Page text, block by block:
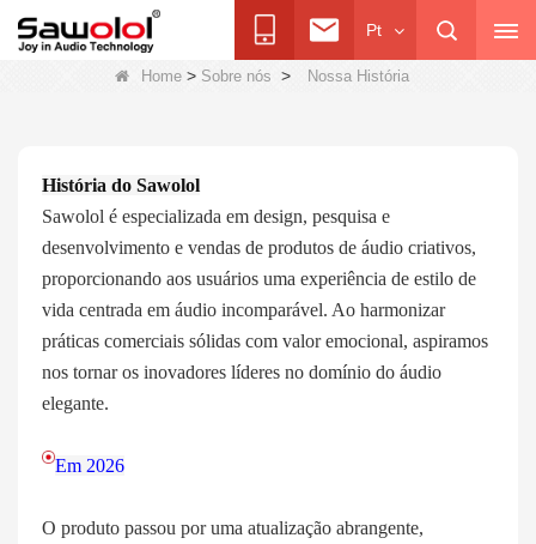
Pt
Home > Sobre nós > Nossa História
História do Sawolol
Sawolol é especializada em design, pesquisa e
desenvolvimento e vendas de produtos de áudio criativos,
proporcionando aos usuários uma experiência de estilo de
vida centrada em áudio incomparável. Ao harmonizar
práticas comerciais sólidas com valor emocional, aspiramos
nos tornar os inovadores líderes no domínio do áudio
elegante.
Em 2026
O produto passou por uma atualização abrangente,